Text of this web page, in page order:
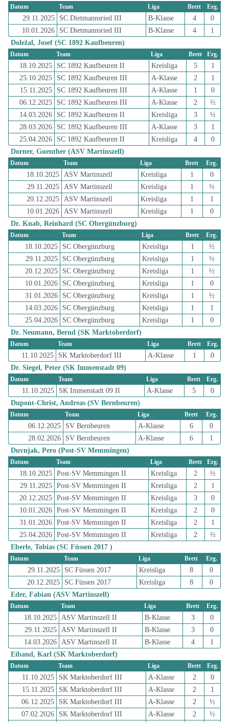
Datum Team Liga Brett Erg.
29.11.2025 SC Dietmannsried III B-Klasse 4
0
10.01.2026
SC Dietmannsried III B-Klasse 4
1
Doležal, Josef (SC 1892 Kaufbeuren)
Datum Team Liga Brett Erg.
18.10.2025 SC 1892 Kaufbeuren II Kreisliga 5
1
25.10.2025
SC 1892 Kaufbeuren III A-Klasse 2
1
15.11.2025
SC 1892 Kaufbeuren III A-Klasse 1
0
06.12.2025
SC 1892 Kaufbeuren III A-Klasse 2
½
14.03.2026
SC 1892 Kaufbeuren II Kreisliga 3
½
28.03.2026
SC 1892 Kaufbeuren III A-Klasse 3
1
25.04.2026
SC 1892 Kaufbeuren II Kreisliga 4
0
Dorner, Guenther (ASV Martinszell)
Datum Team Liga Brett Erg.
18.10.2025 ASV Martinszell Kreisliga 1
0
29.11.2025 ASV Martinszell Kreisliga 1
½
20.12.2025 ASV Martinszell Kreisliga 1
1
10.01.2026 ASV Martinszell Kreisliga 1
0
Dr. Knab, Reinhard (SC Obergünzburg)
Datum Team Liga Brett Erg.
18.10.2025 SC Obergünzburg Kreisliga 1
½
29.11.2025
SC Obergünzburg Kreisliga 1
½
20.12.2025
SC Obergünzburg Kreisliga 1
½
10.01.2026
SC Obergünzburg Kreisliga 1
0
31.01.2026
SC Obergünzburg Kreisliga 1
½
14.03.2026
SC Obergünzburg Kreisliga 1
1
25.04.2026
SC Obergünzburg Kreisliga 1
0
Dr. Neumann, Bernd (SK Marktoberdorf)
Datum Team Liga Brett Erg.
11.10.2025 SK Marktoberdorf III A-Klasse 1
0
Dr. Siegel, Peter (SK Immenstadt 09)
Datum Team Liga Brett Erg.
11.10.2025 SK Immenstadt 09 II A-Klasse 5
0
Dupont-Christ, Andreas (SV Bernbeuren)
Datum Team Liga Brett Erg.
06.12.2025 SV Bernbeuren A-Klasse 6
0
28.02.2026
SV Bernbeuren A-Klasse 6
1
Duvnjak, Pero (Post-SV Memmingen)
Datum Team Liga Brett Erg.
18.10.2025 Post-SV Memmingen II Kreisliga 2
½
29.11.2025 Post-SV Memmingen II Kreisliga 2
1
20.12.2025 Post-SV Memmingen II Kreisliga 3
0
10.01.2026 Post-SV Memmingen II Kreisliga 2
0
31.01.2026 Post-SV Memmingen II Kreisliga 2
1
25.04.2026 Post-SV Memmingen II Kreisliga 2
½
Eberle, Tobias (SC Füssen 2017 )
Datum Team Liga Brett Erg.
29.11.2025 SC Füssen 2017 Kreisliga 8
0
20.12.2025
SC Füssen 2017 Kreisliga 8
0
Eder, Fabian (ASV Martinszell)
Datum Team Liga Brett Erg.
18.10.2025 ASV Martinszell II B-Klasse 3
0
29.11.2025 ASV Martinszell II B-Klasse 3
0
14.03.2026 ASV Martinszell II B-Klasse 4
1
Eiband, Karl (SK Marktoberdorf)
Datum Team Liga Brett Erg.
11.10.2025 SK Marktoberdorf III A-Klasse 2
0
15.11.2025
SK Marktoberdorf III A-Klasse 2
1
06.12.2025
SK Marktoberdorf III A-Klasse 2
½
07.02.2026
SK Marktoberdorf III A-Klasse 2
½